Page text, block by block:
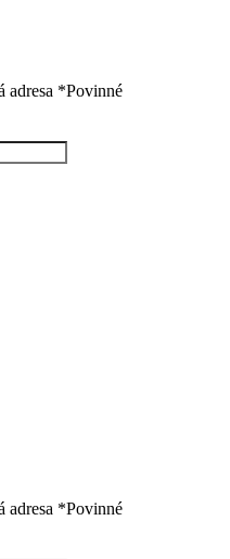
adresa *Povinné
adresa *Povinné